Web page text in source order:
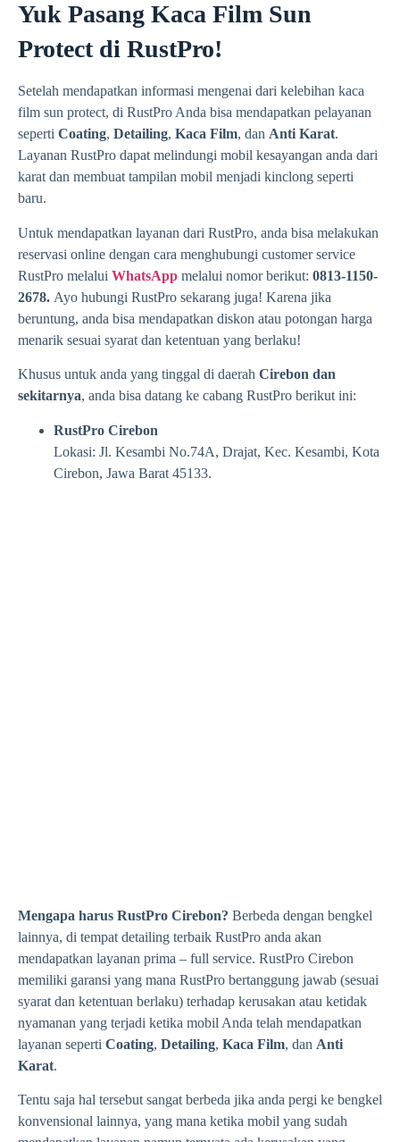
Yuk Pasang Kaca Film Sun
Protect di RustPro!
Setelah mendapatkan informasi mengenai dari kelebihan kaca
film sun protect, di RustPro Anda bisa mendapatkan pelayanan
seperti Coating, Detailing, Kaca Film, dan Anti Karat.
Layanan RustPro dapat melindungi mobil kesayangan anda dari
karat dan membuat tampilan mobil menjadi kinclong seperti
baru.
Untuk mendapatkan layanan dari RustPro, anda bisa melakukan
reservasi online dengan cara menghubungi customer service
RustPro melalui WhatsApp melalui nomor berikut: 0813-1150-
2678. Ayo hubungi RustPro sekarang juga! Karena jika
beruntung, anda bisa mendapatkan diskon atau potongan harga
menarik sesuai syarat dan ketentuan yang berlaku!
Khusus untuk anda yang tinggal di daerah Cirebon dan
sekitarnya, anda bisa datang ke cabang RustPro berikut ini:
RustPro Cirebon
Lokasi: Jl. Kesambi No.74A, Drajat, Kec. Kesambi, Kota
Cirebon, Jawa Barat 45133.
Mengapa harus RustPro Cirebon? Berbeda dengan bengkel
lainnya, di tempat detailing terbaik RustPro anda akan
mendapatkan layanan prima – full service. RustPro Cirebon
memiliki garansi yang mana RustPro bertanggung jawab (sesuai
syarat dan ketentuan berlaku) terhadap kerusakan atau ketidak
nyamanan yang terjadi ketika mobil Anda telah mendapatkan
layanan seperti Coating, Detailing, Kaca Film, dan Anti
Karat.
Tentu saja hal tersebut sangat berbeda jika anda pergi ke bengkel
konvensional lainnya, yang mana ketika mobil yang sudah